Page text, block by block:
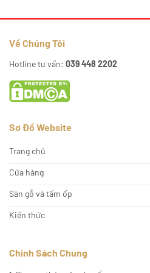
Về Chúng Tôi
Hotline tư vấn: 039 448 2202
Sơ Đồ Website
Trang chủ
Cửa hàng
Sàn gỗ và tấm ốp
Kiến thức
Chính Sách Chung